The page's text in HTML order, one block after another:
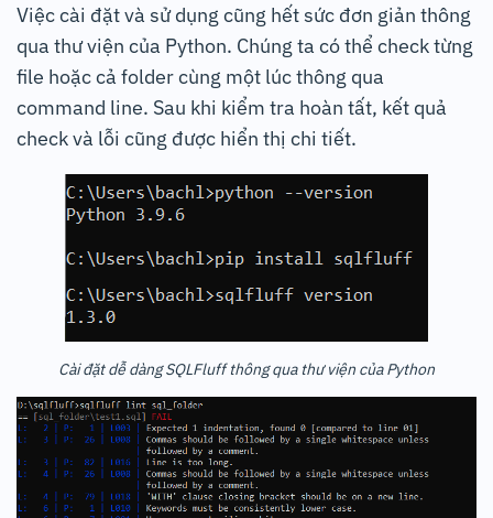
Việc cài đặt và sử dụng cũng hết sức đơn giản thông
qua thư viện của Python. Chúng ta có thể check từng
file hoặc cả folder cùng một lúc thông qua
command line. Sau khi kiểm tra hoàn tất, kết quả
check và lỗi cũng được hiển thị chi tiết.
Cài đặt dễ dàng SQLFluff thông qua thư viện của Python